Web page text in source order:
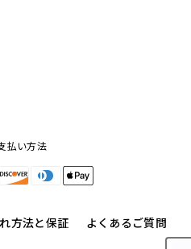
払い方法
方法と保証 よくあるご質問